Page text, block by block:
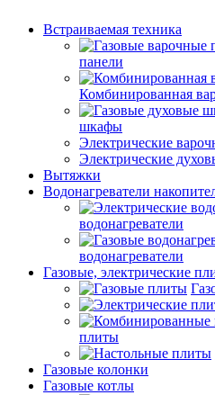
Встраиваемая техника
панели
Комбинированная
шкафы
Электрические
Электрические
Вытяжки
Водонагреватели
водонагреватели
водонагреватели
Газовые, электрические
плиты
Газовые колонки
Газовые котлы